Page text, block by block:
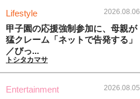
Lifestyle 2026.08.06
甲子園の応援強制参加に、母親が
猛クレーム「ネットで告発する」
／びっ...
トシタカマサ
Entertainment 2026.08.05